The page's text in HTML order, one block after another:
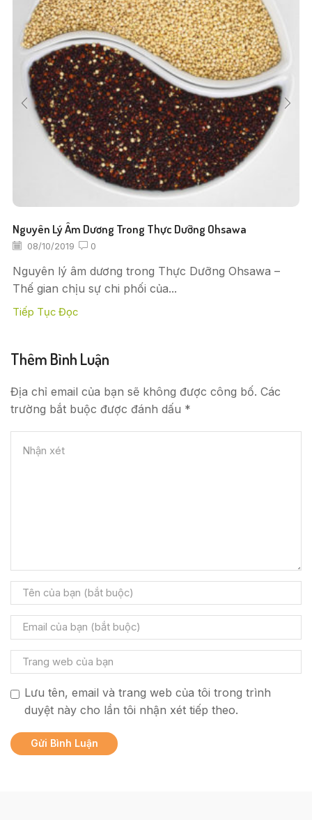
Nguyên Lý Âm Dương Trong Thực Dưỡng Ohsawa
08/10/2019 0
Nguyên lý âm dương trong Thực Dưỡng Ohsawa –
Thế gian chịu sự chi phối của...
Tiếp Tục Đọc
Thêm Bình Luận
Địa chỉ email của bạn sẽ không được công bố. Các
trường bắt buộc được đánh dấu *
Lưu tên, email và trang web của tôi trong trình
duyệt này cho lần tôi nhận xét tiếp theo.